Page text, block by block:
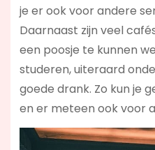
je er ook voor andere
Daarnaast zijn veel
een poosje te kunnen
studeren, uiteraard
goede drank. Zo kun je
en er meteen ook voor